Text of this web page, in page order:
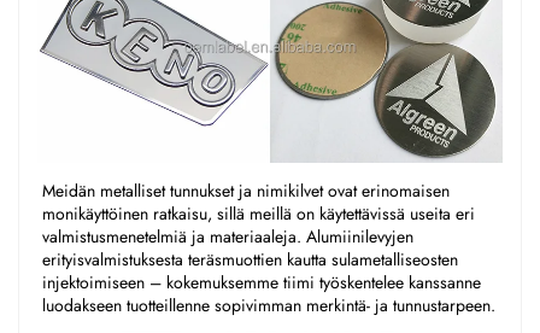
Meidän metalliset tunnukset ja nimikilvet ovat erinomaisen
monikäyttöinen ratkaisu, sillä meillä on käytettävissä useita eri
valmistusmenetelmiä ja materiaaleja. Alumiinilevyjen
erityisvalmistuksesta teräsmuottien kautta sulametalliseosten
injektoimiseen – kokemuksemme tiimi työskentelee kanssanne